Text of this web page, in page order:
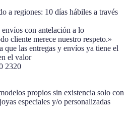
a regiones: 10 días hábiles a través
con antelación a lo
cliente merece nuestro respeto.»
que las entregas y envíos ya tiene el
el valor
2320
propios sin existencia solo con
especiales y/o personalizadas